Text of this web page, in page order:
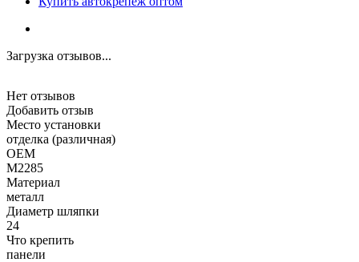
Загрузка отзывов...
Нет отзывов
Добавить отзыв
Место установки
отделка (различная)
OEM
M2285
Материал
металл
Диаметр шляпки
24
Что крепить
панели